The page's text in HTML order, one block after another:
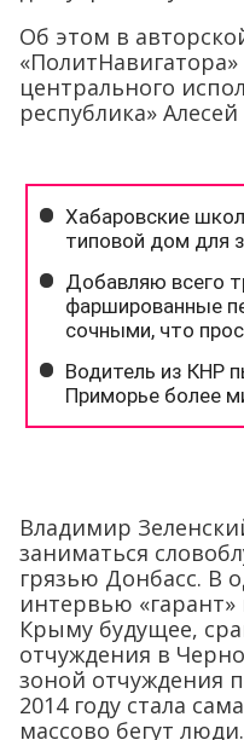
Об этом в
центрального
республика»
Владимир
заниматься
грязью Донбасс. В
интервью
Крыму будущее,
отчуждения в
зоной отчуждения
2014 году стала
массово бегут люди.